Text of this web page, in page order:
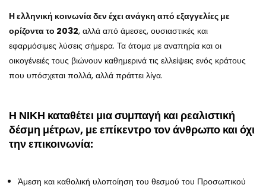
Η ελληνική κοινωνία δεν έχει ανάγκη από εξαγγελίες με
ορίζοντα το 2032, αλλά από άμεσες, ουσιαστικές και
εφαρμόσιμες λύσεις σήμερα. Τα άτομα με αναπηρία και οι
οικογένειές τους βιώνουν καθημερινά τις ελλείψεις ενός κράτους
που υπόσχεται πολλά, αλλά πράττει λίγα.
Η ΝΙΚΗ καταθέτει μια συμπαγή και ρεαλιστική
δέσμη μέτρων, με επίκεντρο τον άνθρωπο και όχι
την επικοινωνία:
Άμεση και καθολική υλοποίηση του θεσμού του Προσωπικού